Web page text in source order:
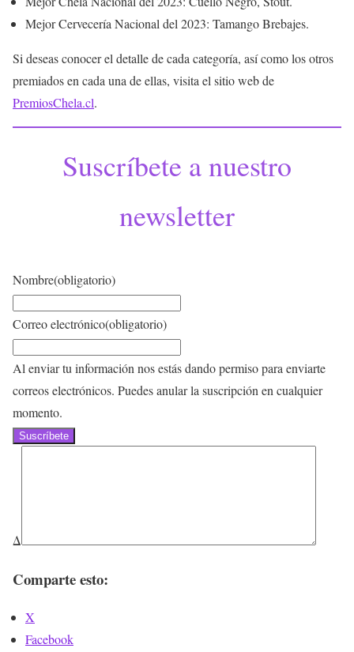
Mejor Cervecería Nacional del 2023: Tamango Brebajes.
Si deseas conocer el detalle de cada categoría, así como los otros
premiados en cada una de ellas, visita el sitio web de
PremiosChela.cl.
Suscríbete a nuestro
newsletter
Nombre(obligatorio)
Correo electrónico(obligatorio)
Al enviar tu información nos estás dando permiso para enviarte
correos electrónicos. Puedes anular la suscripción en cualquier
momento.
Suscríbete
Δ
Comparte esto:
X
Facebook